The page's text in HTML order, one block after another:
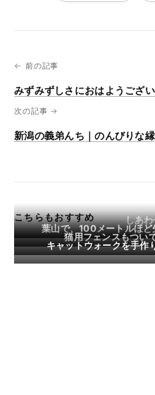
← 前の記事
みずみずしさにおはようござい
次の記事 →
新潟の義弟んち｜のんびりな
こちらもおすすめ しあ
葉山で、100メートルほ
猫用フェンスもつい
キャットウォークを手作